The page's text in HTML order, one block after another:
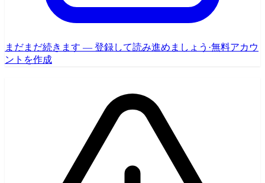
まだまだ続きます — 登録して読み進めましょう ·無料アカウ
ントを作成